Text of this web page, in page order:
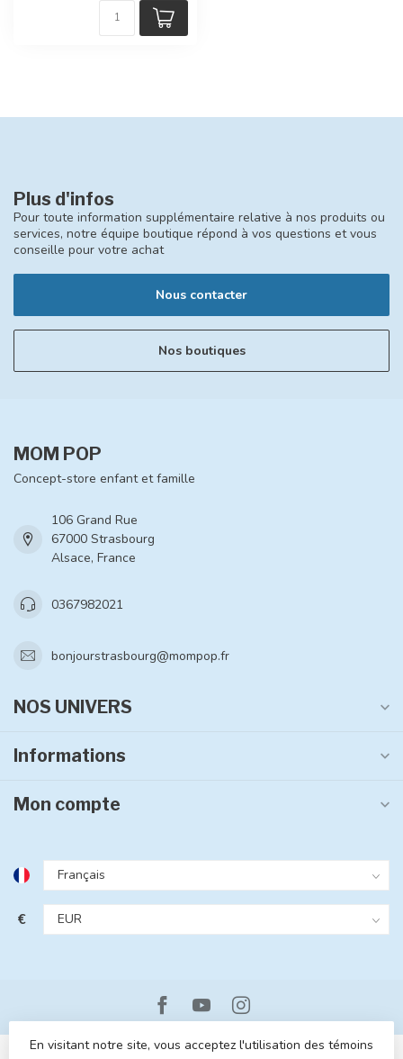
Plus d'infos
Pour toute information supplémentaire relative à nos produits ou
services, notre équipe boutique répond à vos questions et vous
conseille pour votre achat
Nous contacter
Nos boutiques
MOM POP
Concept-store enfant et famille
106 Grand Rue
67000 Strasbourg
Alsace, France
0367982021
bonjourstrasbourg@mompop.fr
NOS UNIVERS
Informations
Mon compte
€
En visitant notre site, vous acceptez l'utilisation des témoins